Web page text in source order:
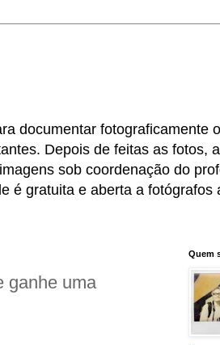
documentar fotograficamente
Depois de feitas as fotos,
sob coordenação do
é gratuita e aberta a fotógrafos
ganhe uma
Quem